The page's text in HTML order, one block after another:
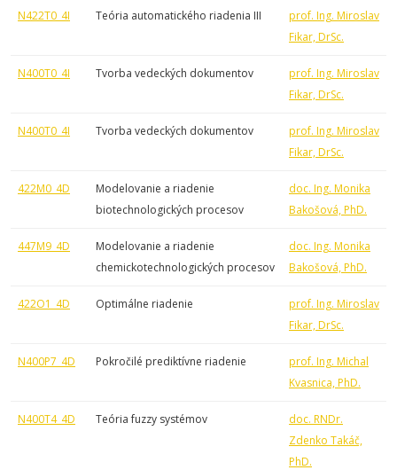
N422T0_4I Teória automatického riadenia III
prof. Ing. Miroslav
Fikar, DrSc.
N400T0_4I Tvorba vedeckých dokumentov
prof. Ing. Miroslav
Fikar, DrSc.
N400T0_4I Tvorba vedeckých dokumentov
prof. Ing. Miroslav
Fikar, DrSc.
422M0_4D
Modelovanie a riadenie
biotechnologických procesov
doc. Ing. Monika
Bakošová, PhD.
447M9_4D
Modelovanie a riadenie
chemickotechnologických procesov
doc. Ing. Monika
Bakošová, PhD.
422O1_4D Optimálne riadenie
prof. Ing. Miroslav
Fikar, DrSc.
N400P7_4D Pokročilé prediktívne riadenie
prof. Ing. Michal
Kvasnica, PhD.
N400T4_4D Teória fuzzy systémov
doc. RNDr.
Zdenko Takáč,
PhD.